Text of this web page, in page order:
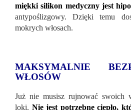
miękki silikon medyczny jest
antypoślizgowy. Dzięki temu
mokrych włosach.
MAKSYMALNIE
WŁOSÓW
Już nie musisz rujnować swoich
loki. Nie jest potrzebne ciepło,